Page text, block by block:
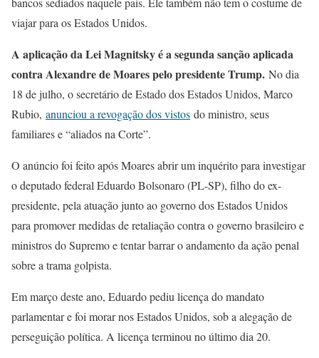
viajar para os Estados Unidos.
A aplicação da Lei Magnitsky é a segunda sanção aplicada
contra Alexandre de Moares pelo presidente Trump. No dia
18 de julho, o secretário de Estado dos Estados Unidos, Marco
Rubio, anunciou a revogação dos vistos do ministro, seus
familiares e “aliados na Corte”.
O anúncio foi feito após Moares abrir um inquérito para investigar
o deputado federal Eduardo Bolsonaro (PL-SP), filho do ex-
presidente, pela atuação junto ao governo dos Estados Unidos
para promover medidas de retaliação contra o governo brasileiro e
ministros do Supremo e tentar barrar o andamento da ação penal
sobre a trama golpista.
Em março deste ano, Eduardo pediu licença do mandato
parlamentar e foi morar nos Estados Unidos, sob a alegação de
perseguição política. A licença terminou no último dia 20.